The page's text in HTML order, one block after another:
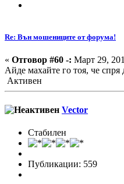
Re: Вън мошениците от форума!
« Отговор #60 -: Март 29,
Айде махайте го тоя, че спря
Активен
Vector
Стабилен
Публикации: 559